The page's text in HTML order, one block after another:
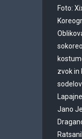
Foto:
zvok in
Jano